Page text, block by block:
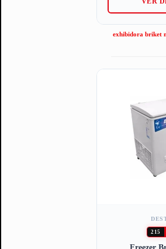
exhibidora briket
215